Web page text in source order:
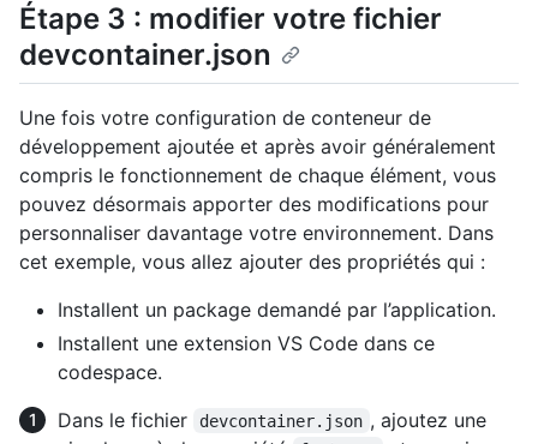
Étape 3 : modifier votre fichier
devcontainer.json
Une fois votre configuration de conteneur de
développement ajoutée et après avoir généralement
compris le fonctionnement de chaque élément, vous
pouvez désormais apporter des modifications pour
personnaliser davantage votre environnement. Dans
cet exemple, vous allez ajouter des propriétés qui :
Installent un package demandé par l’application.
Installent une extension VS Code dans ce
codespace.
Dans le fichier
devcontainer.json , ajoutez une